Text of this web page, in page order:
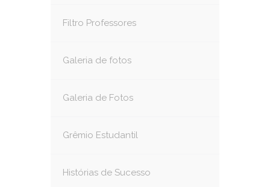
Filtro Professores
Galeria de fotos
Galeria de Fotos
Grêmio Estudantil
Histórias de Sucesso